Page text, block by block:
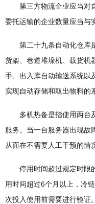
第三方物流企业应当对自
委托运输的企业数量应当与
第二十九条自动化仓库
货架、巷道堆垛机、载货机
手、出入库自动输送系统以
实现自动存储和取出物料的
多机热备是指使用两台
服务。当一台服务器出现故
从而在不需要人工干预的情
停用时间超过规定时限
用时间超过6个月以上，冷
次投入使用前需要进行验证。